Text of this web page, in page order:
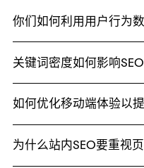
你们如何利用用户行为数
关键词密度如何影响SEO
如何优化移动端体验以提
为什么站内SEO要重视